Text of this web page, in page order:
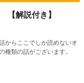
解説付き】
からここでしか読めないオ
種類の話がございます。